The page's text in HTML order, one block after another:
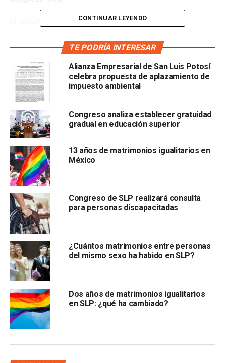
El documento no se encuentra en lagaceta
legislativo y este medio logró confirmar, a través del
equipo de asesoría de la diputadaAlejandra Valdés
promovente de la iniciativa, que, en efecto, será hasta la
semana próxima cuando el Pleno del Poder Legislativo
emita su voto final sobre la reforma.
En las últimas semanas, lascomisiones de Justicia y
Derechos Humanosanalizaron la propuesta y, mientras
que en el primer caso la votación ocurrió en contra; la
comisión que preside el diputado Pedro César Carrizales
Becerra votó a favor.
Previamente, la diputada Alejandra Valdéz Martínez
denunció que existía, por parte de la bancada panista, la
fue presentada desde octubre del 2018 y, a punto de
votarse en la Comisión de Derechos Humanos, fue
nuevamente detenida por cuestiones procedimentales.
En esta ocasión, argumentó un asesor de la diputada
CONTINUAR LEYENDO
TE PODRÍA INTERESAR
Alianza Empresarial de San Luis Potosí
celebra propuesta de aplazamiento de
impuesto ambiental
Congreso analiza establecer gratuidad
gradual en educación superior
13 años de matrimonios igualitarios en
México
Congreso de SLP realizará consulta
para personas discapacitadas
¿Cuántos matrimonios entre personas
del mismo sexo ha habido en SLP?
Dos años de matrimonios igualitarios
en SLP: ¿qué ha cambiado?